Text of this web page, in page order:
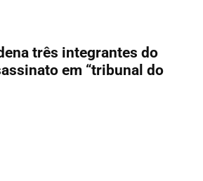
três integrantes do
em “tribunal do